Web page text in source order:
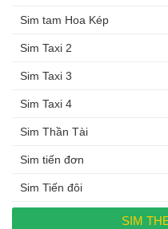
Sim tam Hoa Kép
Sim Taxi 2
Sim Taxi 3
Sim Taxi 4
Sim Thần Tài
Sim tiến đơn
Sim Tiến đôi
SIM